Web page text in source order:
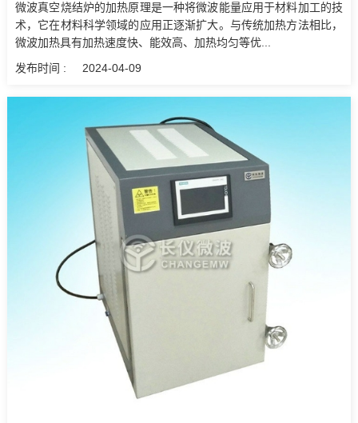
微波真空烧结炉的加热原理是一种将微波能量应用于材料加工的技
术，它在材料科学领域的应用正逐渐扩大。与传统加热方法相比，
微波加热具有加热速度快、能效高、加热均匀等优...
发布时间 :
2024-04-09